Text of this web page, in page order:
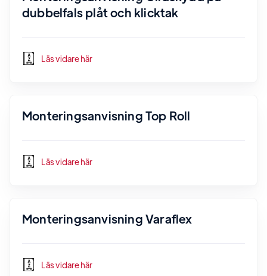
dubbelfals plåt och klicktak
Läs vidare här
Monteringsanvisning Top Roll
Läs vidare här
Monteringsanvisning Varaflex
Läs vidare här